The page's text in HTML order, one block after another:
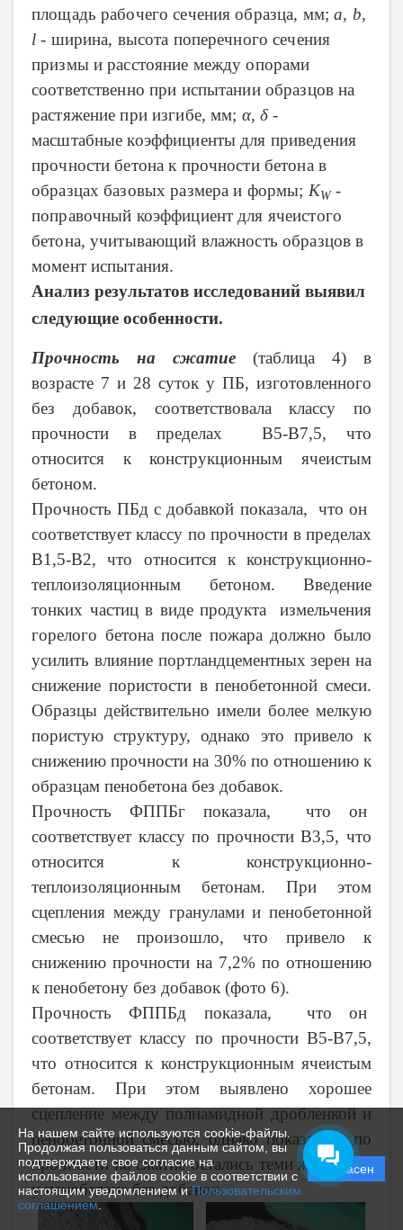
На нашем сайте используются cookie-файлы.
Продолжая пользоваться данным сайтом, вы
подтверждаете свое согласие на
использование файлов cookie в соответствии с
настоящим уведомлением иПользовательским
соглашением.
Согласен
площадь рабочего сечения образца, мм;a, b,
l - ширина, высота поперечного сечения
призмы и расстояние между опорами
соответственно при испытании образцов на
растяжение при изгибе, мм; α, δ -
масштабные коэффициенты для приведения
прочности бетона к прочности бетона в
образцах базовых размера и формы; KW-
поправочный коэффициент для ячеистого
бетона, учитывающий влажность образцов в
момент испытания.
Анализ результатов исследований выявил
следующие особенности.
Прочность на сжатие (таблица 4) в
возрасте 7 и 28 суток у ПБ, изготовленного
без добавок, соответствовала классу по
прочности в пределах В5-В7,5, что
относится к конструкционным ячеистым
бетоном.
Прочность ПБд с добавкой показала, что он
соответствует классу по прочности в пределах
В1,5-В2, что относится к конструкционно-
теплоизоляционным бетоном. Введение
тонких частиц в виде продукта измельчения
горелого бетона после пожара должно было
усилить влияние портландцементных зерен на
снижение пористости в пенобетонной смеси.
Образцы действительно имели более мелкую
пористую структуру, однако это привело к
снижению прочности на 30% по отношению к
образцам пенобетона без добавок.
Прочность ФППБг показала, что он
соответствует классу по прочности В3,5, что
относится к конструкционно-
теплоизоляционным бетонам. При этом
сцепления между гранулами и пенобетонной
смесью не произошло, что привело к
снижению прочности на 7,2% по отношению
к пенобетону без добавок (фото 6).
Прочность ФППБд показала, что он
соответствует классу по прочности В5-В7,5,
что относится к конструкционным ячеистым
бетонам. При этом выявлено хорошее
сцепление между полиамидной дробленкой и
пенобетонной смесью, однако показатели по
прочности на сжатие остались теми же, что и
у пенобетона без добавок.